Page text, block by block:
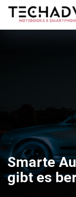
Smarte
gibt es